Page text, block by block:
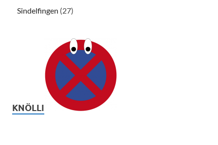
Sindelfingen (27)
KNÖLLI